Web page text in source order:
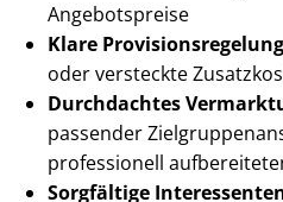
Angebotspreise
Klare Pro­vi­si­ons­re­ge­lung
oder versteckte
Durchdachtes
passender
professionell
Sorgfältige